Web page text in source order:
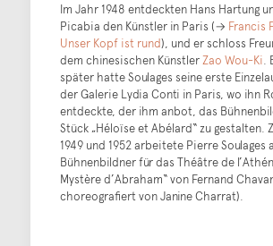
Im Jahr 1948 entdeckten Hans Hartung
Picabia den Künstler in Paris (→ Francis
Unser Kopf ist rund), und er schloss
dem chinesischen KünstlerZao Wou-Ki.
später hatte Soulages seine erste
der Galerie Lydia Conti in Paris, wo ihn
entdeckte, der ihm anbot, das
Stück „Héloïse et Abélard“ zu gestalten.
1949 und 1952 arbeitete Pierre Soulages
Bühnenbildner für das Théâtre de
Mystère d’Abraham“ von Fernand
choreografiert von Janine Charrat).